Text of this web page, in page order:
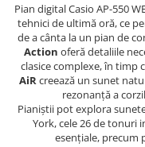
Microfoane de
calibrare
Microfoane de studio
Microfoane de Suprafata
Microfoane de voce si
Microfoane lavaliera si
Microfoane podcast,
Pian digital Casio AP-550
tehnici de ultimă oră, ce
de a cânta la un pian de
Action oferă detaliile
clasice complexe, în timp
AiRcreează un sunet
rezonanță a
Pianiștii pot explora
York, cele 26 de tonuri
esențiale, precum